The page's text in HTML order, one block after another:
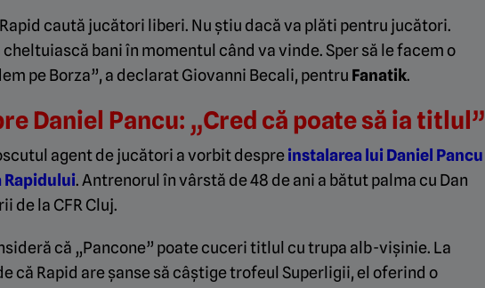
caută jucători liberi. Nu știu dacă va plăti pentru jucători.
cheltuiască bani în momentul când va vinde. Sper să le facem o
pe Borza”, a declarat Giovanni Becali, pentru Fanatik.
Daniel Pancu: „Cred că poate să ia titlul”
agent de jucători a vorbit despreinstalarea lui Daniel Pancu
Rapidului. Antrenorul în vârstă de 48 de ani a bătut palma cu Dan
de la CFR Cluj.
că „Pancone” poate cuceri titlul cu trupa alb-vișinie. La
că Rapid are șanse să câștige trofeul Superligii, el oferind o